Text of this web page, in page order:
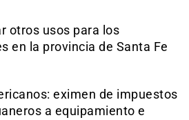
otros usos para los
en la provincia de Santa Fe
eximen de impuestos
a equipamiento e